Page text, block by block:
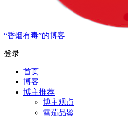
“香烟有毒”的博客
登录
首页
博客
博主推荐
博主观点
雪茄品鉴